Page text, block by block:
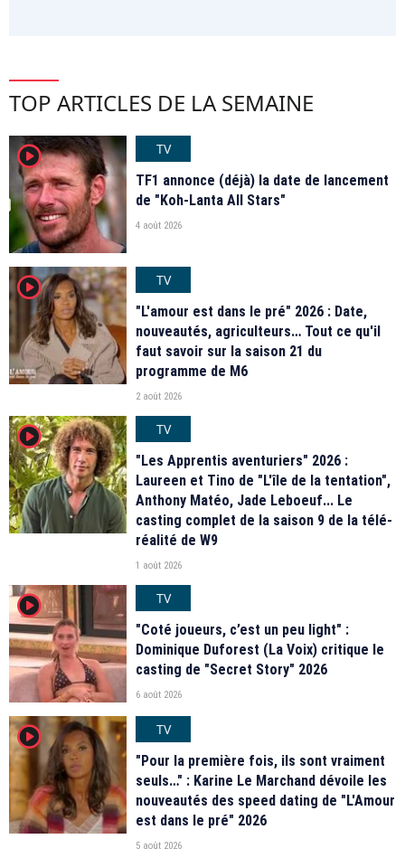
TOP ARTICLES DE LA SEMAINE
player2
TV
TF1 annonce (déjà) la date de lancement
de "Koh-Lanta All Stars"
4 août 2026
player2
TV
"L'amour est dans le pré" 2026 : Date,
nouveautés, agriculteurs… Tout ce qu'il
faut savoir sur la saison 21 du
programme de M6
2 août 2026
player2
TV
"Les Apprentis aventuriers" 2026 :
Laureen et Tino de "L'île de la tentation",
Anthony Matéo, Jade Leboeuf... Le
casting complet de la saison 9 de la télé-
réalité de W9
1 août 2026
player2
TV
"Coté joueurs, c’est un peu light" :
Dominique Duforest (La Voix) critique le
casting de "Secret Story" 2026
6 août 2026
player2
TV
"Pour la première fois, ils sont vraiment
seuls…" : Karine Le Marchand dévoile les
nouveautés des speed dating de "L'Amour
est dans le pré" 2026
5 août 2026